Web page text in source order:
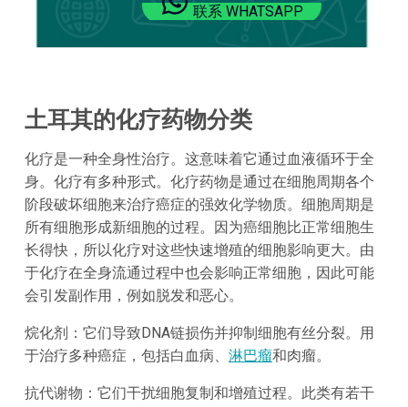
联系 WHATSAPP
土耳其的化疗药物分类
化疗是一种全身性治疗。这意味着它通过血液循环于全
身。化疗有多种形式。化疗药物是通过在细胞周期各个
阶段破坏细胞来治疗癌症的强效化学物质。细胞周期是
所有细胞形成新细胞的过程。因为癌细胞比正常细胞生
长得快，所以化疗对这些快速增殖的细胞影响更大。由
于化疗在全身流通过程中也会影响正常细胞，因此可能
会引发副作用，例如脱发和恶心。
烷化剂：它们导致DNA链损伤并抑制细胞有丝分裂。用
于治疗多种癌症，包括白血病、 淋巴瘤和肉瘤。
抗代谢物：它们干扰细胞复制和增殖过程。此类有若干